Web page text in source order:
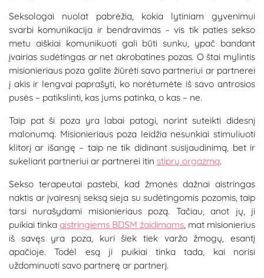
Seksologai nuolat pabrėžia, kokia lytiniam gyvenimui
svarbi komunikacija ir bendravimas – vis tik paties sekso
metu aiškiai komunikuoti gali būti sunku, ypač bandant
įvairias sudėtingas ar net akrobatines pozas. O štai mylintis
misionieriaus poza galite žiūrėti savo partneriui ar partnerei
į akis ir lengvai paprašyti, ko norėtumėte iš savo antrosios
pusės – patikslinti, kas jums patinka, o kas – ne.
Taip pat ši poza yra labai patogi, norint suteikti didesnį
malonumą. Misionieriaus poza leidžia nesunkiai stimuliuoti
klitorį ar išangę – taip ne tik didinant susijaudinimą, bet ir
sukeliant partneriui ar partnerei itin stiprų orgazmą.
Sekso terapeutai pastebi, kad žmonės dažnai aistringas
naktis ar įvairesnį seksą sieja su sudėtingomis pozomis, taip
tarsi nurašydami misionieriaus pozą. Tačiau, anot jų, ji
puikiai tinka aistringiems BDSM žaidimams, mat misionierius
iš savęs yra poza, kuri šiek tiek varžo žmogų, esantį
apačioje. Todėl esą ji puikiai tinka tada, kai norisi
uždominuoti savo partnerę ar partnerį.